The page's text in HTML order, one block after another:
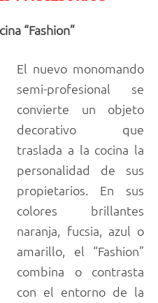
“Fashion”
El nuevo monomando
semi-profesional se
convierte un objeto
decorativo que
traslada a la cocina la
personalidad de sus
propietarios. En sus
colores brillantes
naranja, fucsia, azul o
amarillo, el “Fashion”
combina o contrasta
con el entorno de la